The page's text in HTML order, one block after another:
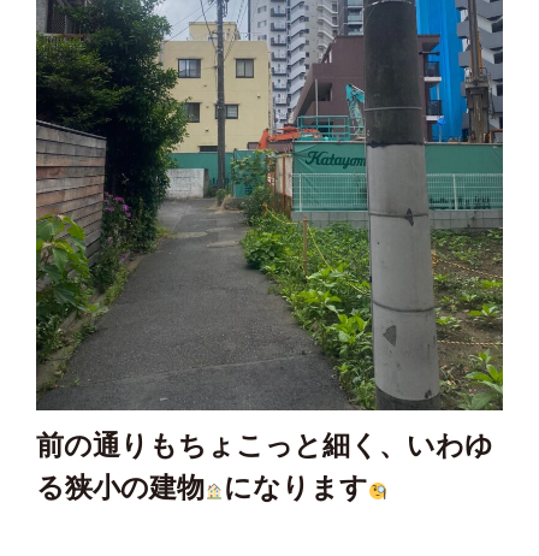
前の通りもちょこっと細く、いわゆ
る狭小の建物
になります